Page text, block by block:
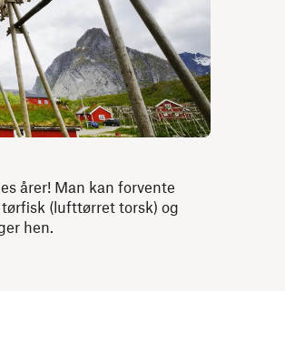
årer! Man kan forvente
(lufttørret torsk) og
hen.